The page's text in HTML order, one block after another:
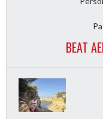
BEAT